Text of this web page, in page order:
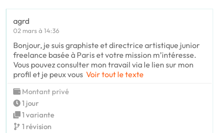
agrd
02 mars à 14:36
Bonjour, je suis graphiste et directrice artistique junior
freelance basée à Paris et votre mission m’intéresse.
Vous pouvez consulter mon travail via le lien sur mon
profil et je peux vous Voir tout le texte
Montant privé
1 jour
1 variante
1 révision